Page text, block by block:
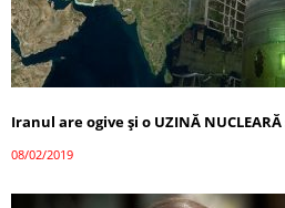
Iranul are ogive și o UZINĂ
08/02/2019